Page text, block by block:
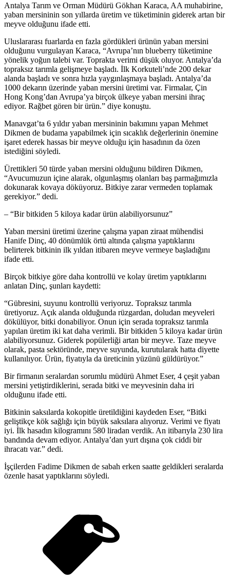
Antalya Tarım ve Orman Müdürü Gökhan Karaca, AA muhabirine,
yaban mersininin son yıllarda üretim ve tüketiminin giderek artan bir
meyve olduğunu ifade etti.
Uluslararası fuarlarda en fazla gördükleri ürünün yaban mersini
olduğunu vurgulayan Karaca, “Avrupa’nın blueberry tüketimine
yönelik yoğun talebi var. Toprakta verimi düşük oluyor. Antalya’da
topraksız tarımla gelişmeye başladı. İlk Korkuteli’nde 200 dekar
alanda başladı ve sonra hızla yaygınlaşmaya başladı. Antalya’da
1000 dekarın üzerinde yaban mersini üretimi var. Firmalar, Çin
Hong Kong’dan Avrupa’ya birçok ülkeye yaban mersini ihraç
ediyor. Rağbet gören bir ürün.” diye konuştu.
Manavgat’ta 6 yıldır yaban mersininin bakımını yapan Mehmet
Dikmen de budama yapabilmek için sıcaklık değerlerinin önemine
işaret ederek hassas bir meyve olduğu için hasadının da özen
istediğini söyledi.
Ürettikleri 50 türde yaban mersini olduğunu bildiren Dikmen,
“Avucumuzun içine alarak, olgunlaşmış olanları baş parmağımızla
dokunarak kovaya döküyoruz. Bitkiye zarar vermeden toplamak
gerekiyor.” dedi.
– “Bir bitkiden 5 kiloya kadar ürün alabiliyorsunuz”
Yaban mersini üretimi üzerine çalışma yapan ziraat mühendisi
Hanife Dinç, 40 dönümlük örtü altında çalışma yaptıklarını
belirterek bitkinin ilk yıldan itibaren meyve vermeye başladığını
ifade etti.
Birçok bitkiye göre daha kontrollü ve kolay üretim yaptıklarını
anlatan Dinç, şunları kaydetti:
“Gübresini, suyunu kontrollü veriyoruz. Topraksız tarımla
üretiyoruz. Açık alanda olduğunda rüzgardan, doludan meyveleri
dökülüyor, bitki donabiliyor. Onun için serada topraksız tarımla
yapılan üretim iki kat daha verimli. Bir bitkiden 5 kiloya kadar ürün
alabiliyorsunuz. Giderek popülerliği artan bir meyve. Taze meyve
olarak, pasta sektöründe, meyve suyunda, kurutularak hatta diyette
kullanılıyor. Ürün, fiyatıyla da üreticinin yüzünü güldürüyor.”
Bir firmanın seralardan sorumlu müdürü Ahmet Eser, 4 çeşit yaban
mersini yetiştirdiklerini, serada bitki ve meyvesinin daha iri
olduğunu ifade etti.
Bitkinin saksılarda kokopitle üretildiğini kaydeden Eser, “Bitki
geliştikçe kök sağlığı için büyük saksılara alıyoruz. Verimi ve fiyatı
iyi. İlk hasadın kilogramını 580 liradan verdik. An itibarıyla 230 lira
bandında devam ediyor. Antalya’dan yurt dışına çok ciddi bir
ihracatı var.” dedi.
İşçilerden Fadime Dikmen de sabah erken saatte geldikleri seralarda
özenle hasat yaptıklarını söyledi.